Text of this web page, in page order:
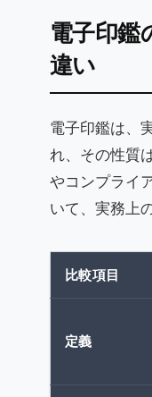
電子印鑑
違い
電子印鑑は、
れ、その性質
やコンプライ
いて、実務上
比較項目
定義